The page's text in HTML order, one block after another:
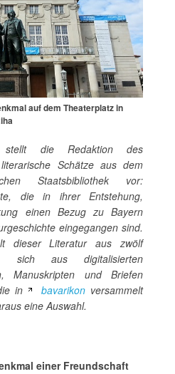
auf dem Theaterplatz in
stellt die Redaktion des
Schätze aus dem
Staatsbibliothek vor:
die in ihrer Entstehung,
einen Bezug zu Bayern
eingegangen sind.
dieser Literatur aus zwölf
sich aus digitalisierten
Manuskripten und Briefen
in
bavarikon versammelt
eine Auswahl.
einer Freundschaft